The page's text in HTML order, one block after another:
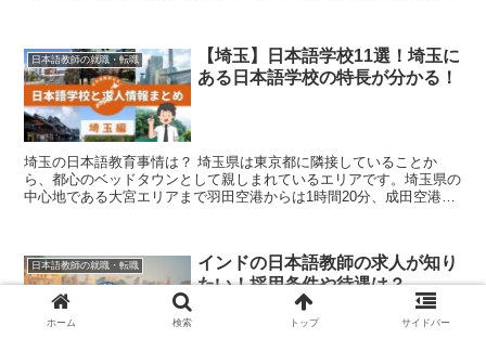
日本語教師の就職・転職
【埼玉】日本語学校11選！埼玉に
ある日本語学校の特長が分かる！
埼玉の日本語教育事情は？ 埼玉県は東京都に隣接していることか
ら、都心のベッドタウンとして親しまれているエリアです。埼玉県の
中心地である大宮エリアまで羽田空港からは1時間20分、成田空港か
日本語教師の就職・転職
インドの日本語教師の求人が知り
たい！採用条件や待遇は？
ホーム 検索 トップ サイドバー